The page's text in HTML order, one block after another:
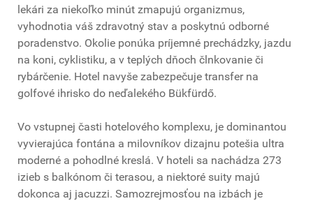
lekári za niekoľko minút zmapujú organizmus,
vyhodnotia váš zdravotný stav a poskytnú odborné
poradenstvo. Okolie ponúka príjemné prechádzky, jazdu
na koni, cyklistiku, a v teplých dňoch člnkovanie či
rybárčenie. Hotel navyše zabezpečuje transfer na
golfové ihrisko do neďalekého Bükfürdő.
Vo vstupnej časti hotelového komplexu, je dominantou
vyvierajúca fontána a milovníkov dizajnu potešia ultra
moderné a pohodlné kreslá. V hoteli sa nachádza 273
izieb s balkónom či terasou, a niektoré suity majú
dokonca aj jacuzzi. Samozrejmosťou na izbách je